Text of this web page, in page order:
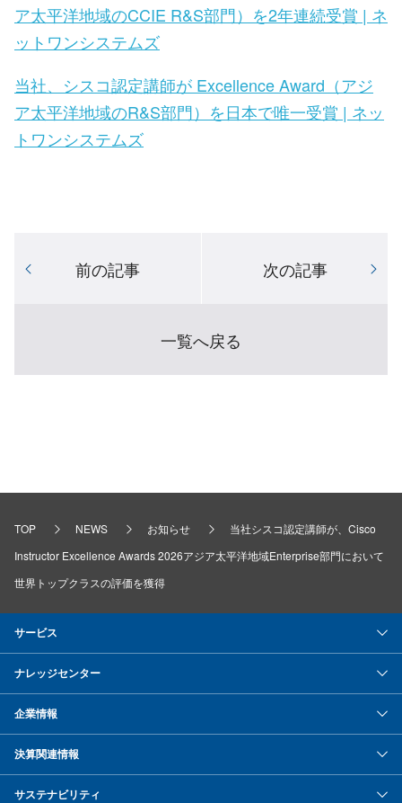
ア太平洋地域のCCIE R&S部門）を2年連続受賞 | ネ
ットワンシステムズ
当社、シスコ認定講師が Excellence Award（アジ
ア太平洋地域のR&S部門）を日本で唯一受賞 | ネッ
トワンシステムズ
前の記事 次の記事
一覧へ戻る
TOP NEWS お知らせ
当社シスコ認定講師が、Cisco
Instructor Excellence Awards 2026アジア太平洋地域Enterprise部門において
世界トップクラスの評価を獲得
サービス
ナレッジセンター
企業情報
決算関連情報
サステナビリティ